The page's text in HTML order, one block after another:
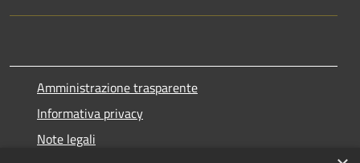
Amministrazione trasparente
Informativa privacy
Note legali